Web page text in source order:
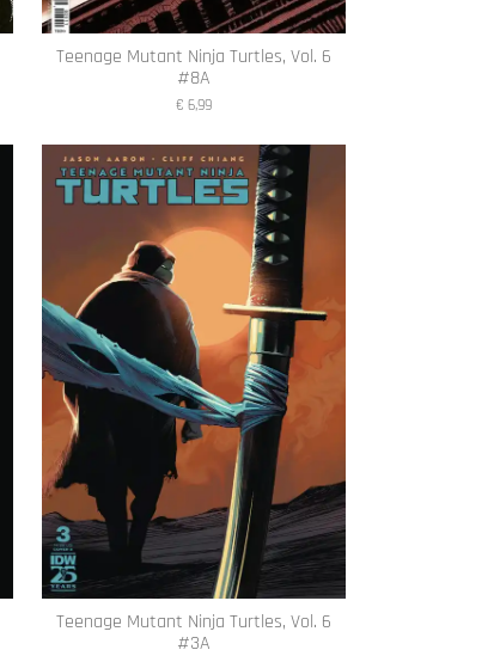
Teenage Mutant Ninja Turtles, Vol. 6
#8A
€ 6,99
Teenage Mutant Ninja Turtles, Vol. 6
#3A